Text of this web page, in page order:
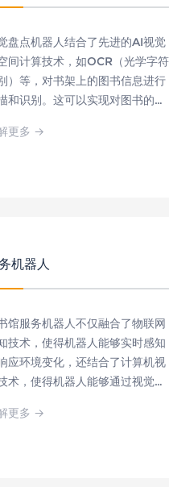
盘点机器人结合了先进的AI视觉
间计算技术，如OCR（光学字符
）等，对书架上的图书信息进行
和识别。这可以实现对图书的精
更多 →
机器人
馆服务机器人不仅融合了物联网
技术，使得机器人能够实时感知
应环境变化，还结合了计算机视
术，使得机器人能够通过视觉识
器人还具备大数据处理能力，能
更多 →